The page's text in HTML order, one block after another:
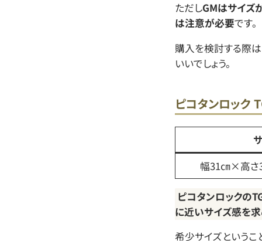
ただしGMはサイズ
は注意が必要です。
購入を検討する際
いいでしょう。
ピコタンロック
幅31㎝×高
ピコタンロックの
に近いサイズ感を
希少サイズという